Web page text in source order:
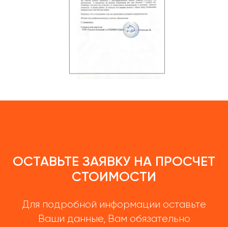
ОСТАВЬТЕ ЗАЯВКУ НА ПРОСЧЕТ
СТОИМОСТИ
Для подробной информации оставьте
Ваши данные, Вам обязательно